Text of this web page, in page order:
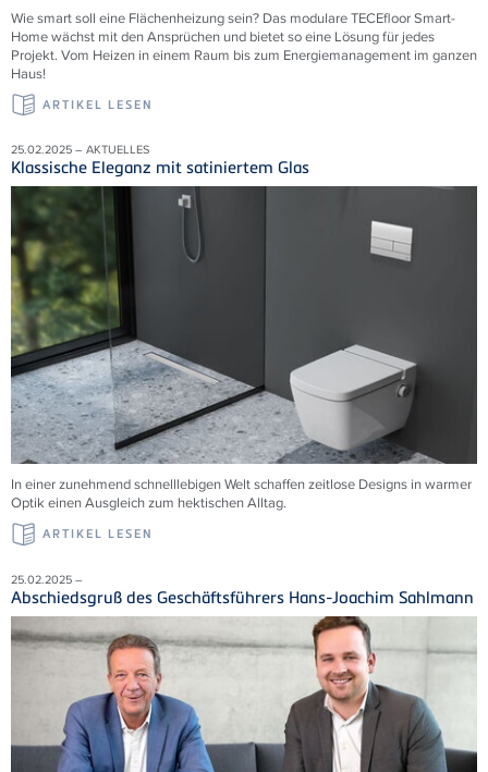
Wie smart soll eine Flächenheizung sein? Das modulareTECEfloor Smart-
Home wächst mit den Ansprüchen und bietet so eine Lösung für jedes
Projekt. Vom Heizen in einem Raum bis zum Energiemanagement im ganzen
Haus!
ARTIKEL LESEN
25.02.2025 – AKTUELLES
Klassische Eleganz mit satiniertem Glas
In einer zunehmend schnelllebigen Welt schaffen zeitlose Designs in warmer
Optik einen Ausgleich zum hektischen Alltag.
ARTIKEL LESEN
25.02.2025 –
Abschiedsgruß des Geschäftsführers Hans-Joachim Sahlmann